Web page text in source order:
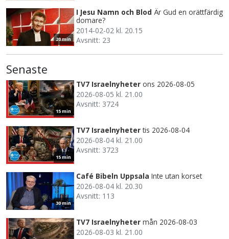
20 min
I Jesu Namn och Blod Är Gud en orättfärdig
domare?
2014-02-02 kl. 20.15
Avsnitt: 23
Senaste
15 min
TV7 Israelnyheter ons 2026-08-05
2026-08-05 kl. 21.00
Avsnitt: 3724
15 min
TV7 Israelnyheter tis 2026-08-04
2026-08-04 kl. 21.00
Avsnitt: 3723
30 min
Café Bibeln Uppsala Inte utan korset
2026-08-04 kl. 20.30
Avsnitt: 113
TV7 Israelnyheter mån 2026-08-03
2026-08-03 kl. 21.00